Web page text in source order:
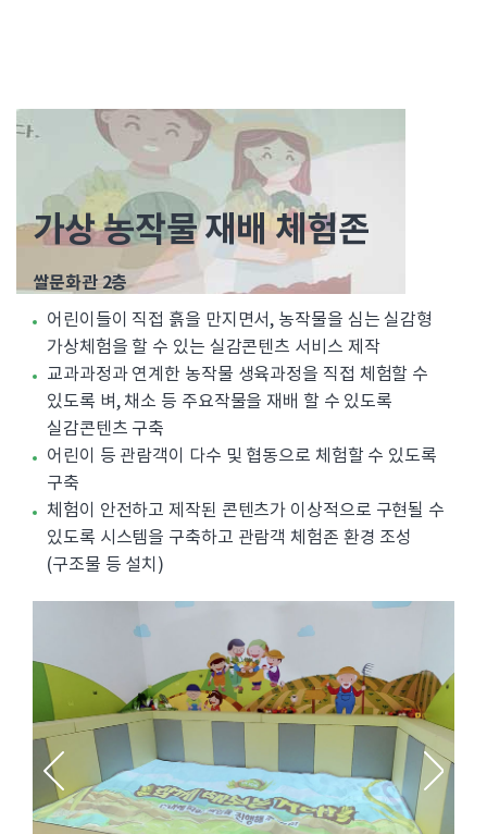
가상 농작물 재배 체험존
쌀문화관 2층
어린이들이 직접 흙을 만지면서, 농작물을 심는 실감형
가상체험을 할 수 있는 실감콘텐츠 서비스 제작
교과과정과 연계한 농작물 생육과정을 직접 체험할 수
있도록 벼, 채소 등 주요작물을 재배 할 수 있도록
실감콘텐츠 구축
어린이 등 관람객이 다수 및 협동으로 체험할 수 있도록
구축
체험이 안전하고 제작된 콘텐츠가 이상적으로 구현될 수
있도록 시스템을 구축하고 관람객 체험존 환경 조성
(구조물 등 설치)